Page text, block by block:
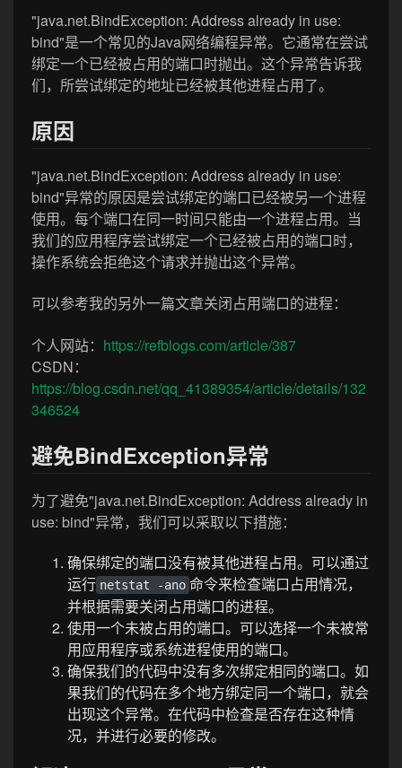
"java.net.BindException: Address already in use:
bind"是一个常见的Java网络编程异常。它通常在尝试
绑定一个已经被占用的端口时抛出。这个异常告诉我
们，所尝试绑定的地址已经被其他进程占用了。
原因
"java.net.BindException: Address already in use:
bind"异常的原因是尝试绑定的端口已经被另一个进程
使用。每个端口在同一时间只能由一个进程占用。当
我们的应用程序尝试绑定一个已经被占用的端口时，
操作系统会拒绝这个请求并抛出这个异常。
可以参考我的另外一篇文章关闭占用端口的进程：
个人网站： https://refblogs.com/article/387
CSDN：
https://blog.csdn.net/qq_41389354/article/details/132
346524
避免BindException异常
为了避免"java.net.BindException: Address already in
use: bind"异常，我们可以采取以下措施：
确保绑定的端口没有被其他进程占用。可以通过
运行 netstat -ano 命令来检查端口占用情况，
并根据需要关闭占用端口的进程。
使用一个未被占用的端口。可以选择一个未被常
用应用程序或系统进程使用的端口。
确保我们的代码中没有多次绑定相同的端口。如
果我们的代码在多个地方绑定同一个端口，就会
出现这个异常。在代码中检查是否存在这种情
况，并进行必要的修改。